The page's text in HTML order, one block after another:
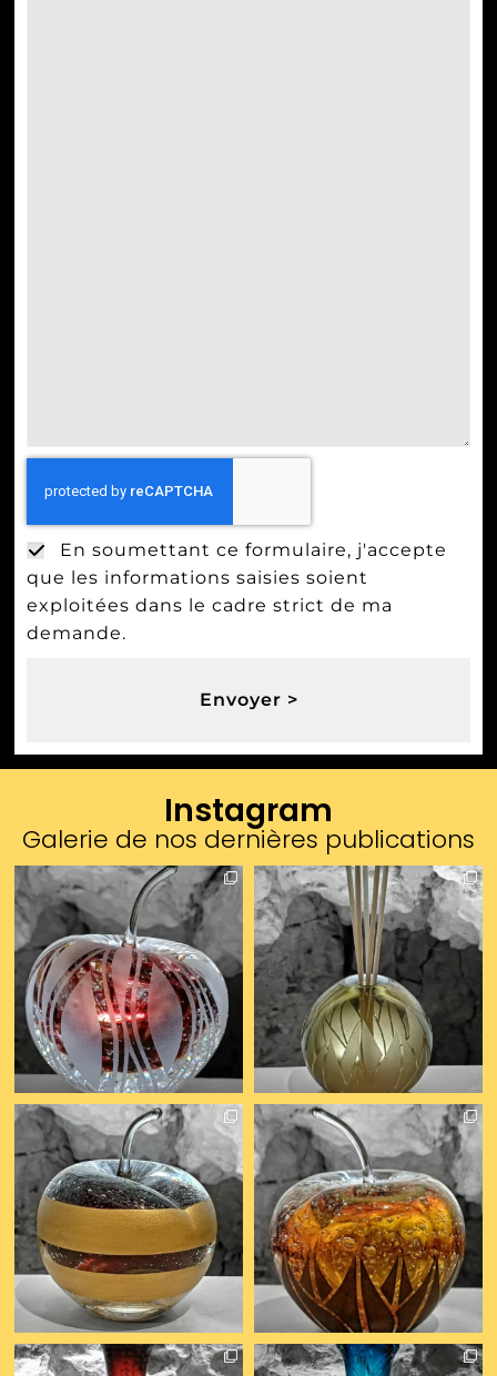
En soumettant ce formulaire, j'accepte
que les informations saisies soient
exploitées dans le cadre strict de ma
demande.
Envoyer >
Instagram
Galerie de nos dernières publications